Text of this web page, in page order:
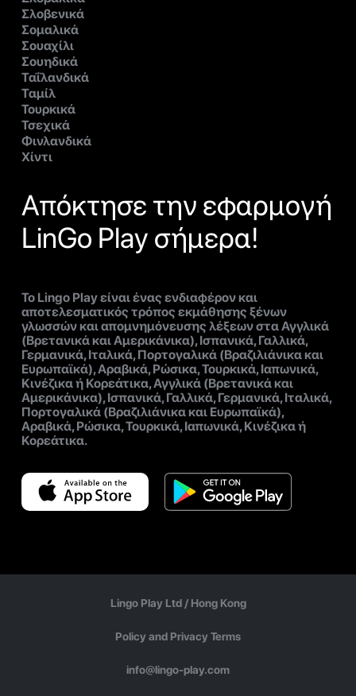
Σλοβενικά
Σομαλικά
Σουαχίλι
Σουηδικά
Ταΐλανδικά
Ταμίλ
Τουρκικά
Τσεχικά
Φινλανδικά
Χίντι
Απόκτησε την εφαρμογή
LinGo Play σήμερα!
Το Lingo Play είναι ένας ενδιαφέρον και
αποτελεσματικός τρόπος εκμάθησης ξένων
γλωσσών και απομνημόνευσης λέξεων στα Αγγλικά
(Βρετανικά και Αμερικάνικα), Ισπανικά, Γαλλικά,
Γερμανικά, Ιταλικά, Πορτογαλικά (Βραζιλιάνικα και
Ευρωπαϊκά), Αραβικά, Ρώσικα, Τουρκικά, Ιαπωνικά,
Κινέζικα ή Κορεάτικα, Αγγλικά (Βρετανικά και
Αμερικάνικα), Ισπανικά, Γαλλικά, Γερμανικά, Ιταλικά,
Πορτογαλικά (Βραζιλιάνικα και Ευρωπαϊκά),
Αραβικά, Ρώσικα, Τουρκικά, Ιαπωνικά, Κινέζικα ή
Κορεάτικα.
Lingo Play Ltd / Hong Kong
Policy and Privacy Terms
info@lingo-play.com